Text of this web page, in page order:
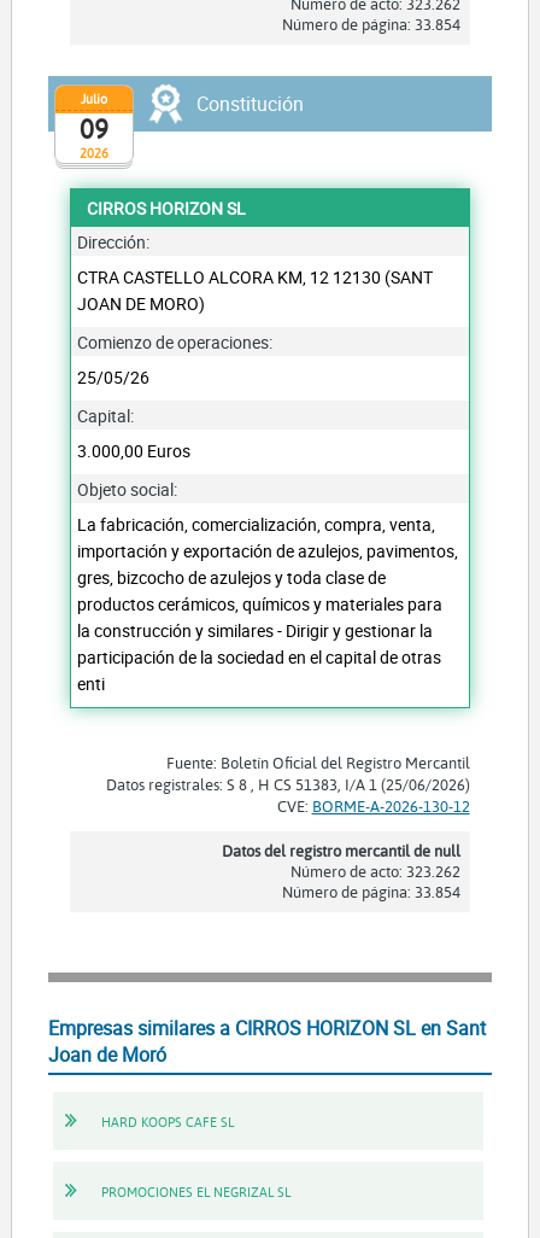
Número de acto: 323.262
Número de página: 33.854
2026
Julio
09
Constitución
CIRROS HORIZON SL
Dirección:
CTRA CASTELLO ALCORA KM, 12 12130 (SANT
JOAN DE MORO)
Comienzo de operaciones:
25/05/26
Capital:
3.000,00 Euros
Objeto social:
La fabricación, comercialización, compra, venta,
importación y exportación de azulejos, pavimentos,
gres, bizcocho de azulejos y toda clase de
productos cerámicos, químicos y materiales para
la construcción y similares - Dirigir y gestionar la
participación de la sociedad en el capital de otras
enti
Fuente: Boletín Oficial del Registro Mercantil
Datos registrales: S 8 , H CS 51383, I/A 1 (25/06/2026)
CVE: BORME-A-2026-130-12
Datos del registro mercantil de null
Número de acto: 323.262
Número de página: 33.854
Empresas similares a CIRROS HORIZON SL en Sant
Joan de Moró
HARD KOOPS CAFE SL
PROMOCIONES EL NEGRIZAL SL